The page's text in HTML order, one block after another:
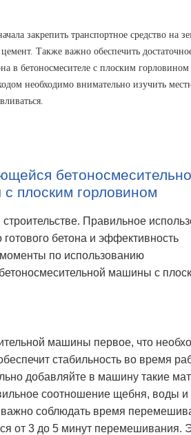
закрепить транспортное средство на
Также важно обеспечить
в бетоносмесителе с плоским горловином
необходимо внимательно изучить
плоским горловином
Правильное
бетона и эффективность
по использованию
машины с
машины первое, что
стабильность во время
добавляйте в машину такие
соотношение щебня, воды
важно соблюдать время
от 3 до 5 минут перемешивания.